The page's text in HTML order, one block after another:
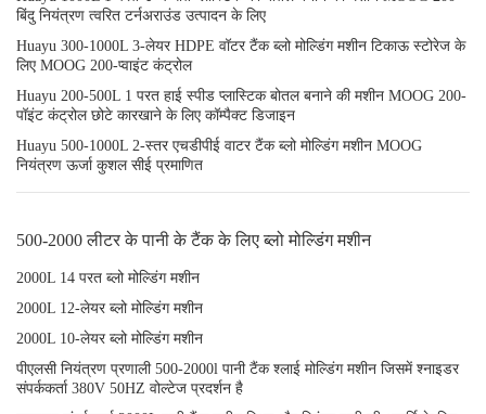
बिंदु नियंत्रण त्वरित टर्नअराउंड उत्पादन के लिए
Huayu 300-1000L 3-लेयर HDPE वॉटर टैंक ब्लो मोल्डिंग मशीन टिकाऊ स्टोरेज के
लिए MOOG 200-प्वाइंट कंट्रोल
Huayu 200-500L 1 परत हाई स्पीड प्लास्टिक बोतल बनाने की मशीन MOOG 200-
पॉइंट कंट्रोल छोटे कारखाने के लिए कॉम्पैक्ट डिजाइन
Huayu 500-1000L 2-स्तर एचडीपीई वाटर टैंक ब्लो मोल्डिंग मशीन MOOG
नियंत्रण ऊर्जा कुशल सीई प्रमाणित
500-2000 लीटर के पानी के टैंक के लिए ब्लो मोल्डिंग मशीन
2000L 14 परत ब्लो मोल्डिंग मशीन
2000L 12-लेयर ब्लो मोल्डिंग मशीन
2000L 10-लेयर ब्लो मोल्डिंग मशीन
पीएलसी नियंत्रण प्रणाली 500-2000l पानी टैंक श्लाई मोल्डिंग मशीन जिसमें श्नाइडर
संपर्ककर्ता 380V 50HZ वोल्टेज प्रदर्शन है